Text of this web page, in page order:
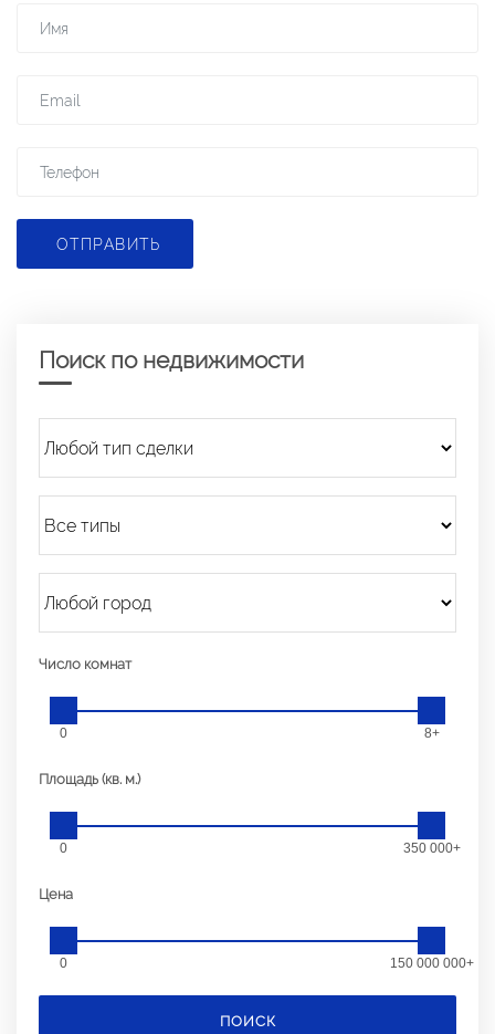
ОТПРАВИТЬ
Поиск по недвижимости
Число комнат
0 8+
Площадь (кв. м.)
0 350 000+
Цена
0 150 000 000+
ПОИСК